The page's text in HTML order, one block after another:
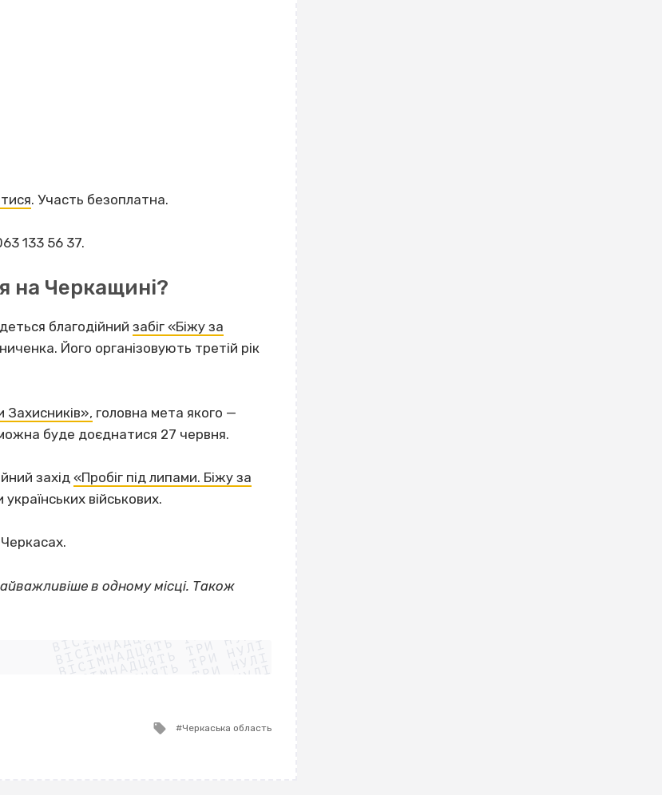
. Участь безоплатна.
133 56 37.
на Черкащині?
благодійний забіг «Біжу за
Його організовують третій рік
Захисників», головна мета якого —
можна буде доєднатися 27 червня.
захід «Пробіг під липами. Біжу за
військових.
в одному місці. Також
ВІСІМНАДЦЯТЬ ТРИ НУЛІ
ВІСІМНАДЦЯТЬ ТРИ НУЛІ
ВІСІМНАДЦЯТЬ ТРИ НУЛІ
ВІСІМНАДЦЯТЬ ТРИ НУЛІ
ВІСІМНАДЦЯТЬ ТРИ НУЛІ
ВІСІМНАДЦЯТЬ ТРИ НУЛІ
ВІСІМНАДЦЯТЬ ТРИ НУЛІ
ВІСІМНАДЦЯТЬ ТРИ НУЛІ
Tagged
Черкаська область